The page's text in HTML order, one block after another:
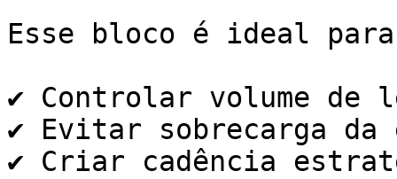
Esse bloco é ideal
✔️ Controlar volume de
✔️ Evitar sobrecarga da
✔️ Criar cadência